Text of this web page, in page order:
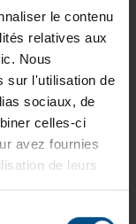
le contenu
relatives aux
Nous
sur l'utilisation de
sociaux, de
celles-ci
avez fournies
de leurs
177 x 335 mm